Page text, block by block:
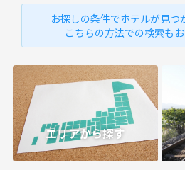
お探しの条件でホテルが見つ
こちらの方法での検索もお
エリアから探す